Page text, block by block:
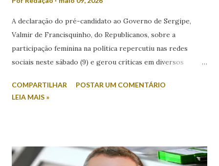
A declaração do pré-candidato ao Governo de Sergipe,
Valmir de Francisquinho, do Republicanos, sobre a
participação feminina na política repercutiu nas redes
sociais neste sábado (9) e gerou críticas em diversos
Itabaiana FM, Valmir foi questionado sobre a possibilidade
declaração como machista e misógina. Por meio das redes
COMPARTILHAR
POSTAR UM COMENTÁRIO
LEIA MAIS »